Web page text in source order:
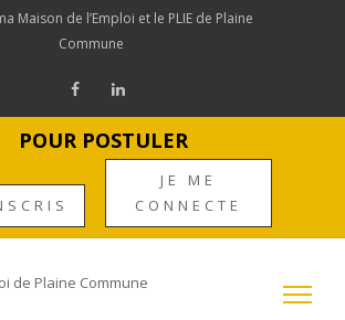
Maison de l’Emploi et le PLIE de Plaine
Commune
POUR POSTULER
JE ME
CONNECTE